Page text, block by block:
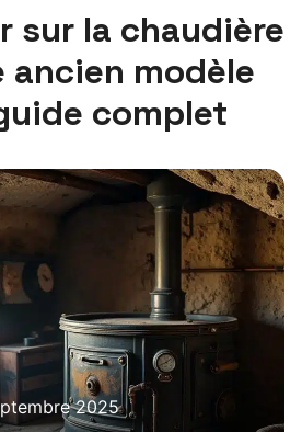
sur la chaudière
ancien modèle
complet
2025